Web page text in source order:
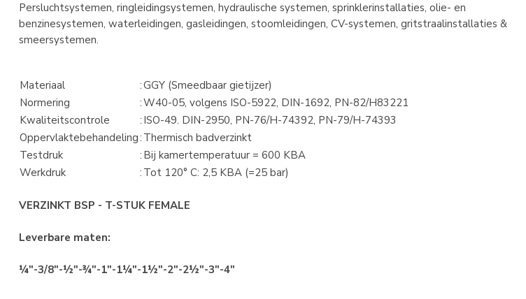
Persluchtsystemen, ringleidingsystemen, hydraulische systemen, sprinklerinstallaties, olie- en
benzinesystemen, waterleidingen, gasleidingen, stoomleidingen, CV-systemen, gritstraalinstallaties &
smeersystemen.
Materiaal :GGY (Smeedbaar gietijzer)
Normering
:W40-05, volgens ISO-5922, DIN-1692, PN-82/H83221
Kwaliteitscontrole
: ISO-49. DIN-2950, PN-76/H-74392, PN-79/H-74393
Oppervlaktebehandeling: Thermisch badverzinkt
Testdruk
: Bij kamertemperatuur = 600 KBA
Werkdruk
: Tot 120° C: 2,5 KBA (=25 bar)
VERZINKT BSP - T-STUK FEMALE
Leverbare maten:
¼"-3/8"-½"-¾"-1"-1¼"-1½"-2"-2½"-3"-4"